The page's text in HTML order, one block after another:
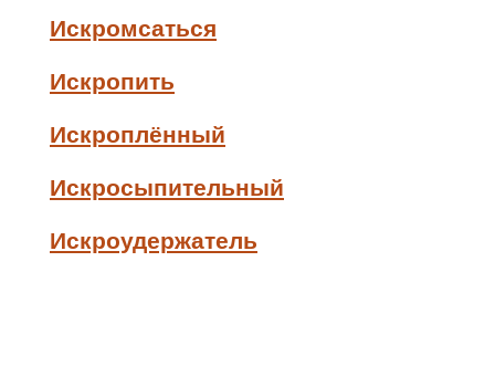
Искромсаться
Искропить
Искроплённый
Искросыпительный
Искроудержатель